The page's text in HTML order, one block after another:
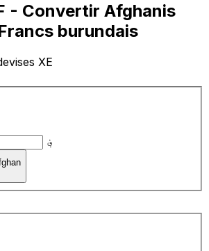
- Convertir Afghanis
burundais
XE
؋